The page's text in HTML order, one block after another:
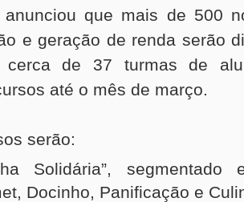
anunciou que mais de 500
e geração de renda serão
cerca de 37 turmas de
até o mês de março.
serão:
Solidária”, segmentado
Docinho, Panificação e